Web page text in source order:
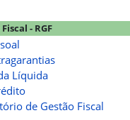
- RGF
Líquida
de Gestão Fiscal